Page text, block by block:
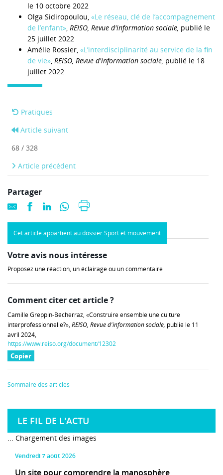
le 10 octobre 2022
Olga Sidiropoulou, «Le réseau, clé de l’accompagnement
de l’enfant», REISO, Revue d'information sociale, publié le
25 juillet 2022
Amélie Rossier, «L’interdisciplinarité au service de la fin
de vie», REISO, Revue d'information sociale, publié le 18
juillet 2022
Pratiques
Article suivant
68 / 328
Article précédent
Partager
Cet article appartient au dossier Sport et mouvement
Votre avis nous intéresse
Proposez une réaction, un éclairage ou un commentaire
Comment citer cet article ?
Camille Greppin-Bécherraz, «Construire ensemble une culture
interprofessionnelle?», REISO, Revue d'information sociale, publié le 11
avril 2024,
https://www.reiso.org/document/12302
Copier
Sommaire des articles
LE FIL DE L'ACTU
... Chargement des images
vendredi 7 août 2026
Un site pour comprendre la manosphère